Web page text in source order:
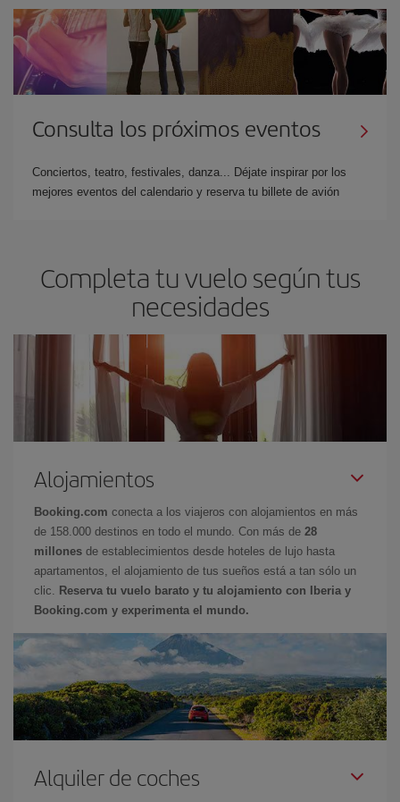
Consulta los próximos eventos
Conciertos, teatro, festivales, danza... Déjate inspirar por los
mejores eventos del calendario y reserva tu billete de avión
Completa tu vuelo según tus
necesidades
Alojamientos
Booking.com conecta a los viajeros con alojamientos en más
de 158.000 destinos en todo el mundo. Con más de 28
millones de establecimientos desde hoteles de lujo hasta
apartamentos, el alojamiento de tus sueños está a tan sólo un
clic.
Reserva tu vuelo barato y tu alojamiento con Iberia y
Booking.com y experimenta el mundo.
Alquiler de coches